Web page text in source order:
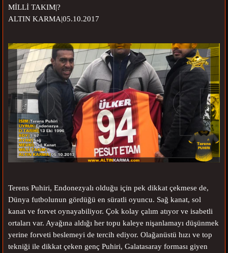
MİLLİ TAKIM|?
ALTIN KARMA|05.10.2017
Terens Puhiri, Endonezyalı olduğu için pek dikkat çekmese de,
Dünya futbolunun gördüğü en süratli oyuncu. Sağ kanat, sol
kanat ve forvet oynayabiliyor. Çok kolay çalım atıyor ve isabetli
ortaları var. Ayağına aldığı her topu kaleye nişanlamayı düşünmek
yerine forveti beslemeyi de tercih ediyor. Olağanüstü hızı ve top
tekniği ile dikkat çeken genç Puhiri, Galatasaray forması giyen